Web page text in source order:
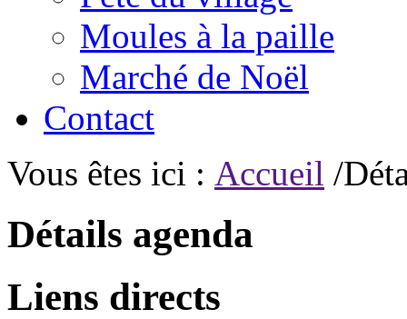
Moules à la paille
Marché de Noël
Contact
Vous êtes ici : Accueil /
Détails agenda
Liens directs